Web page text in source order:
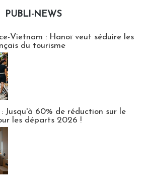
PUBLI-NEWS
Vietnam : Hanoï veut séduire les
du tourisme
Jusqu'à 60% de réduction sur le
les départs 2026 !